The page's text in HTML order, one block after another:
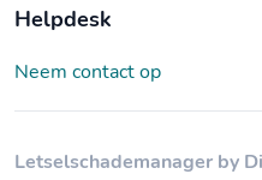
Helpdesk
Neem contact op
Letselschademanager by